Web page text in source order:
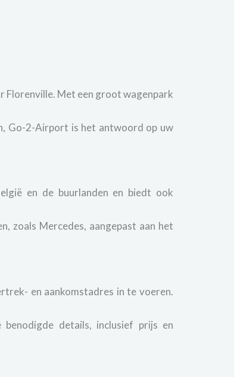
Met een groot wagenpark
Go-2-Airport is het antwoord op uw
en de buurlanden en biedt ook
zoals Mercedes, aangepast aan het
en aankomstadres in te voeren.
details, inclusief prijs en